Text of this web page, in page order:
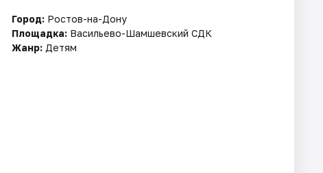
Город: Ростов-на-Дону
Площадка: Васильево-Шамшевский СДК
Жанр: Детям